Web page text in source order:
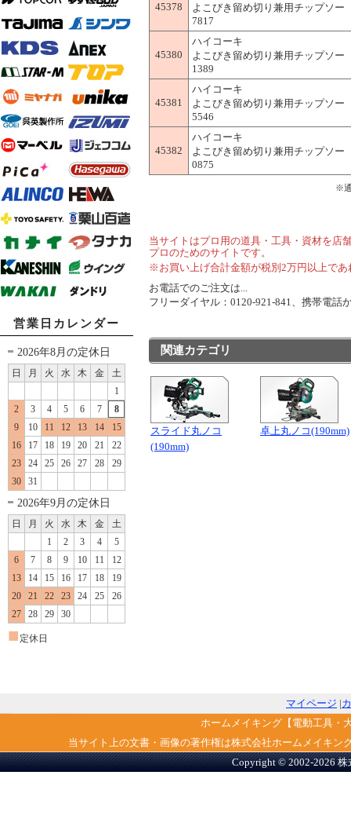
営業日カレンダー
2026年8月の定休日
日 月 火 水 木 金
土
1
2
3 4 5 6 7
8
9
10 11 12 13 14
15
16
17 18 19 20 21
22
23
24 25 26 27 28
29
30
31
2026年9月の定休日
日 月 火 水 木 金
土
1
2 3 4
5
6
7 8 9 10 11
12
13
14 15 16 17 18
19
20
21 22 23 24 25
26
27
28 29 30
■ 定休日
45378
よこびき留め切り兼用チップソー
7817
45380
ハイコーキ
よこびき留め切り兼用チップソー
1389
45381
ハイコーキ
よこびき留め切り兼用チップソー
5546
45382
ハイコーキ
よこびき留め切り兼用チップソー
0875
※
当サイトはプロ用の道具・工具・資材を店
プロのためのサイトです。
※お買い上げ合計金額が税別2万円以上で
お電話でのご注文は...
フリーダイヤル：0120-921-841、携帯電
関連カテゴリ
スライド丸ノコ
(190mm)
卓上丸ノコ(190mm)
マイページ |
ホームメイキング【電動工具・
当サイト上の文書・画像の著作権は株式会社ホームメイキ
Copyright © 2002-2026